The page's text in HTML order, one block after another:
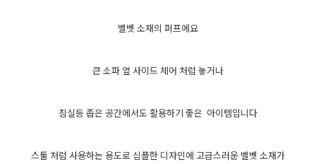
벨벳 소재의 퍼프에요
큰 소파 옆 사이드 체어 처럼 놓거나
침실등 좁은 공간에서도 활용하기 좋은 아이템입니다
스툴 처럼 사용하는 용도로 심플한 디자인에 고급스러운 벨벳 소재가